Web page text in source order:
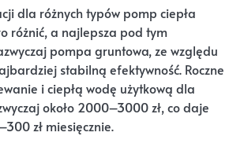
dla różnych typów pomp ciepła
różnić, a najlepsza pod tym
pompa gruntowa, ze względu
stabilną efektywność. Roczne
i ciepłą wodę użytkową dla
około 2000–3000 zł, co daje
zł miesięcznie.